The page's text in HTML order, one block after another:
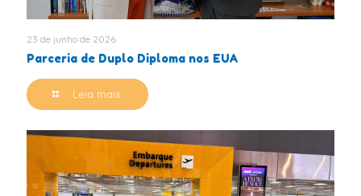
23 de junho de 2026
Parceria de Duplo Diploma nos EUA
Leia mais